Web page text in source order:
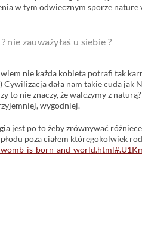
w tym odwiecznym sporze nature
nie zauważyłaś u siebie ?
nie każda kobieta potrafi tak
Cywilizacja dała nam takie cuda
to nie znaczy, że walczymy z
wygodniej.
jest po to żeby zrównywać
poza ciałem któregokolwiek
is-born-and-